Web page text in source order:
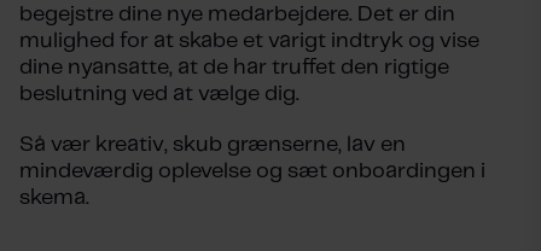
begejstre dine nye medarbejdere. Det er din
mulighed for at skabe et varigt indtryk og vise
dine nyansatte, at de har truffet den rigtige
beslutning ved at vælge dig.
Så vær kreativ, skub grænserne, lav en
mindeværdig oplevelse og sæt onboardingen i
skema.